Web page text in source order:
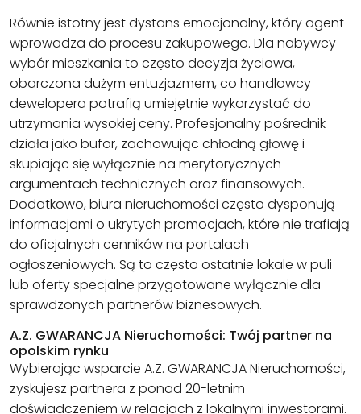
Równie istotny jest dystans emocjonalny, który agent
wprowadza do procesu zakupowego. Dla nabywcy
wybór mieszkania to często decyzja życiowa,
obarczona dużym entuzjazmem, co handlowcy
dewelopera potrafią umiejętnie wykorzystać do
utrzymania wysokiej ceny. Profesjonalny pośrednik
działa jako bufor, zachowując chłodną głowę i
skupiając się wyłącznie na merytorycznych
argumentach technicznych oraz finansowych.
Dodatkowo, biura nieruchomości często dysponują
informacjami o ukrytych promocjach, które nie trafiają
do oficjalnych cenników na portalach
ogłoszeniowych. Są to często ostatnie lokale w puli
lub oferty specjalne przygotowane wyłącznie dla
sprawdzonych partnerów biznesowych.
A.Z. GWARANCJA Nieruchomości: Twój partner na
opolskim rynku
Wybierając wsparcie A.Z. GWARANCJA Nieruchomości,
zyskujesz partnera z ponad 20-letnim
doświadczeniem w relacjach z lokalnymi inwestorami.